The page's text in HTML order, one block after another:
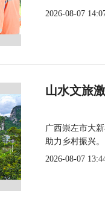
2026-08-07
山水文旅
广西崇左市大
助力乡村振兴。
2026-08-07